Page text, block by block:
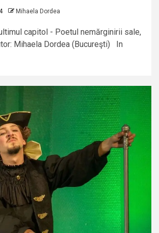
Mihaela Dordea
capitol - Poetul nemărginirii sale,
Mihaela Dordea (Bucureşti) In